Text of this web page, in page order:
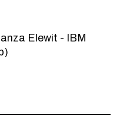
Elewit - IBM